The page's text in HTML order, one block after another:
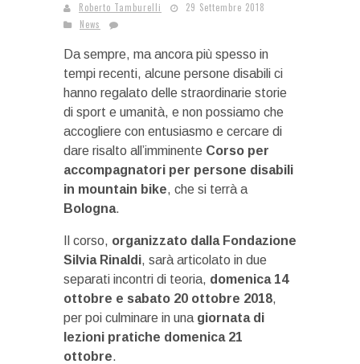
Roberto Tamburelli
29 Settembre 2018
News
Da sempre, ma ancora più spesso in
tempi recenti, alcune persone disabili ci
hanno regalato delle straordinarie storie
di sport e umanità, e non possiamo che
accogliere con entusiasmo e cercare di
dare risalto all’imminente Corso per
accompagnatori per persone disabili
in mountain bike, che si terrà a
Bologna.
Il corso, organizzato dalla Fondazione
Silvia Rinaldi, sarà articolato in due
separati incontri di teoria, domenica 14
ottobre e sabato 20 ottobre 2018,
per poi culminare in una giornata di
lezioni pratiche domenica 21
ottobre.